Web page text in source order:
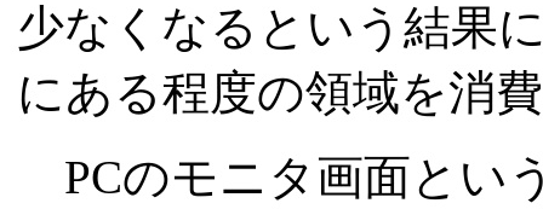
少なくなるという結果
にある程度の領域を消
PCのモニタ画面とい